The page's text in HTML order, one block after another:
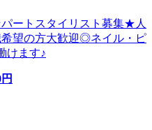
ートスタイリスト募集★人
望の方大歓迎◎ネイル・ピ
けます♪
円